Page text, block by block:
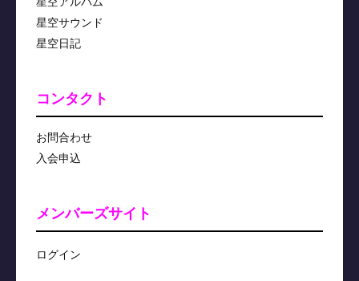
星空サウンド
星空日記
コンタクト
お問合わせ
入会申込
メンバーズサイト
ログイン